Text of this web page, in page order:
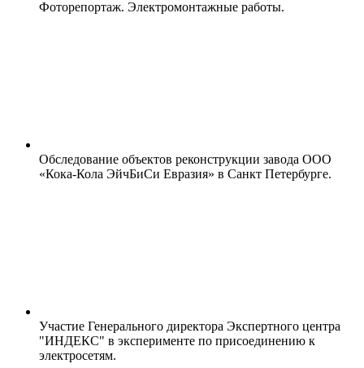
Фоторепортаж. Электромонтажные работы.
Обследование объектов реконструкции завода ООО
«Кока-Кола ЭйчБиСи Евразия» в Санкт Петербурге.
Участие Генерального директора Экспертного центра
"ИНДЕКС" в эксперименте по присоединению к
электросетям.